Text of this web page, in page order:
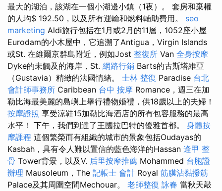
最大的湖泊，該湖在一個小湖邊小鎮（1夜）。 套房和棄權
的人均$ 192.50，以及所有運輸和燃料輔助費用。 seo
marketing Aldi旅行包括在1月或2月的11層，1052座小屋
Eurodam的小木屋中，它追溯了Antigua，Virgin Islands
或St. 在維爾京群島附近，例如Jost 整復所 Van 全身按摩
Dyke的未觸及的海岸，St. 網路行銷 Barts的古斯塔維亞
（Gustavia）精緻的法國情緒。 士林 整復 Paradise 台北
會計師事務所 Caribbean 台中 按摩 Romance，週三在加
勒比海最美麗的島嶼上舉行禮物婚禮，供18歲以上的夫婦！
按摩證照 享受涼鞋15加勒比海酒店的所有包容服務的最高
水平！ 下午，我們到達了王國拉巴特的優雅首都。 身體按
摩課程 這個繁榮而有組織的城市的景象包括Oudayas的
Kasbah，具有令人難以置信的藍色海洋的Hassan 逢甲 整
骨 Tower背景，以及V. 后里按摩推薦 Mohammed 台胞證
辦理 Mausoleum，The 記帳士 會計 Royal 筋膜沾黏撥筋
Palace及其周圍空間Mechouar。 老師整復 詠春 當秋天敲